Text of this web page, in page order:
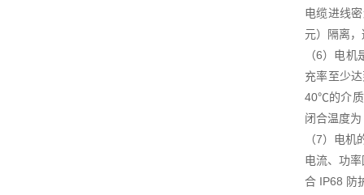
电缆进线
元）隔离
（6）电
充率至少
40℃的介质
闭合温度
（7）电
电流、功
合 IP68 防